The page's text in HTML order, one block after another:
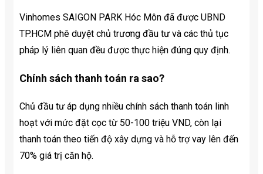
Vinhomes SAIGON PARK Hóc Môn đã được UBND
TP.HCM phê duyệt chủ trương đầu tư và các thủ tục
pháp lý liên quan đều được thực hiện đúng quy định.
Chính sách thanh toán ra sao?
Chủ đầu tư áp dụng nhiều chính sách thanh toán linh
hoạt với mức đặt cọc từ 50-100 triệu VND, còn lại
thanh toán theo tiến độ xây dựng và hỗ trợ vay lên đến
70% giá trị căn hộ.